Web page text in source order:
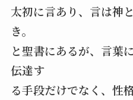
太初に言あり、言は神
き。
と聖書にあるが、言葉
伝達す
る手段だけでなく、性